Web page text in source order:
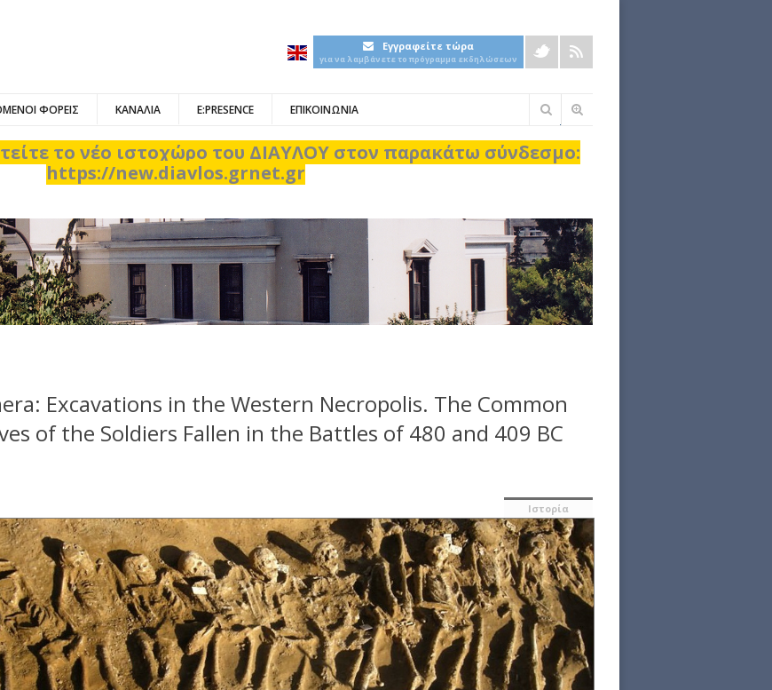
Εγγραφείτε τώρα
για να λαμβάνετε το πρόγραμμα εκδηλώσεων
ΦΟΡΕΙΣ ΚΑΝΑΛΙΑ E:PRESENCE ΕΠΙΚΟΙΝΩΝΙΑ
Φόρμα
αναζήτησης
το νέο ιστοχώρο του ΔΙΑΥΛΟΥ στον παρακάτω σύνδεσμο:
https://new.diavlos.grnet.gr
Excavations in the Western Necropolis. The Common
of the Soldiers Fallen in the Battles of 480 and 409 BC
Ιστορία